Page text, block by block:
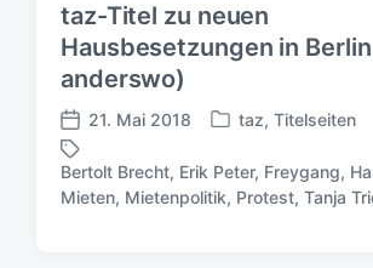
taz-Titel zu neuen
Hausbesetzungen in
anderswo)
V
e
r
ö
21. Mai 2018
V
r
ö
taz, Titelseiten
S
Bertolt Brecht, Erik Peter, Freygang,
Mieten, Mietenpolitik, Protest, Tanja